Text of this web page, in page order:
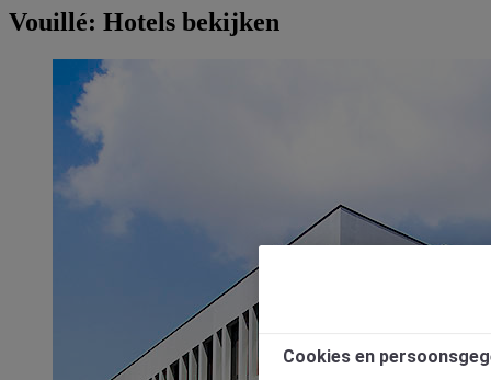
Vouillé: Hotels bekijken
Cookies en